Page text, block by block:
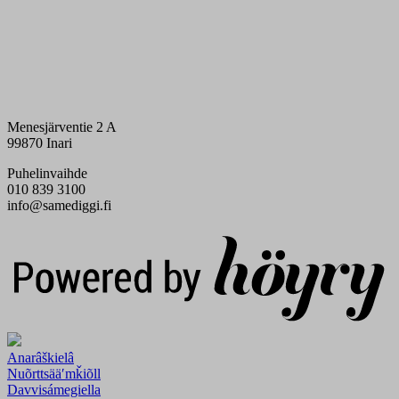
Menesjärventie 2 A
99870 Inari
Puhelinvaihde
010 839 3100
info@samediggi.fi
Anarâškielâ
Nuõrttsääʹmǩiõll
Davvisámegiella